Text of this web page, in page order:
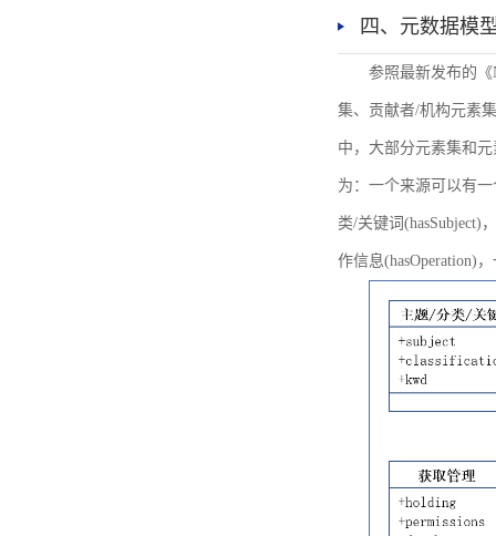
四、元数据模
参照最新发布的
集、贡献者/机构元素
中，大部分元素集和
为：一个来源可以有
类/关键词(hasSubject)
作信息(hasOperation)